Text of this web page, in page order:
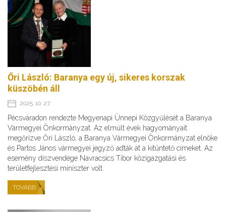
Őri László: Baranya egy új, sikeres korszak
küszöbén áll
2025. 10. 27.
Pécsváradon rendezte Megyenapi Ünnepi Közgyűlését a Baranya
Vármegyei Önkormányzat. Az elmúlt évek hagyományait
megőrizve Őri László, a Baranya Vármegyei Önkormányzat elnöke
és Partos János vármegyei jegyző adták át a kitüntető címeket. Az
esemény díszvendége Navracsics Tibor közigazgatási és
területfejlesztési miniszter volt.
TOVÁBB